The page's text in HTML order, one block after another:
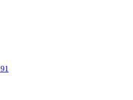
91